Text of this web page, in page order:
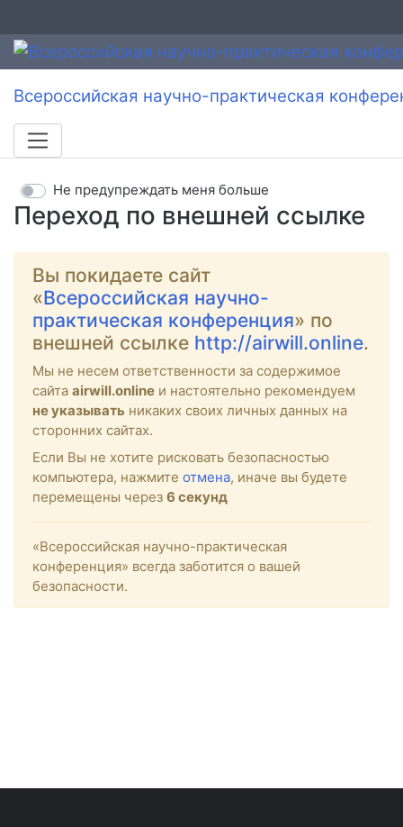
Всероссийская научно-практическая
Переход по внешней ссылке
Не предупреждать меня больше
Вы покидаете сайт
«Всероссийская научно-
практическая конференция» по
внешней ссылке http://airwill.online.
Мы не несем ответственности за содержимое
сайта airwill.online и настоятельно рекомендуем
не указывать никаких своих личных данных на
сторонних сайтах.
Если Вы не хотите рисковать безопасностью
компьютера, нажмите отмена, иначе вы будете
перемещены через 6 секунд
«Всероссийская научно-практическая
конференция» всегда заботится о вашей
безопасности.